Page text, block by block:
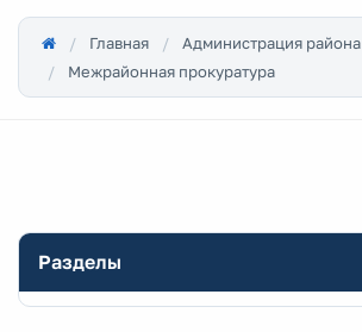
Главная
Администрация района
Межрайонная прокуратура
Разделы